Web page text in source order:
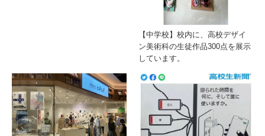
【中学校】校内に、高校デザイ
ン美術科の生徒作品300点を展示
しています。